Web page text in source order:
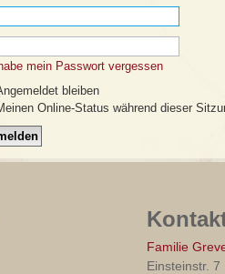
mein Passwort vergessen
bleiben
Online-Status während dieser
Familie
Einsteinstr. 7